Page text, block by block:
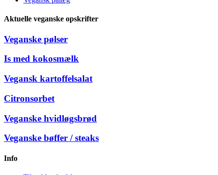
Aktuelle veganske opskrifter
Veganske pølser
Is med kokosmælk
Vegansk kartoffelsalat
Citronsorbet
Veganske hvidløgsbrød
Veganske bøffer / steaks
Info